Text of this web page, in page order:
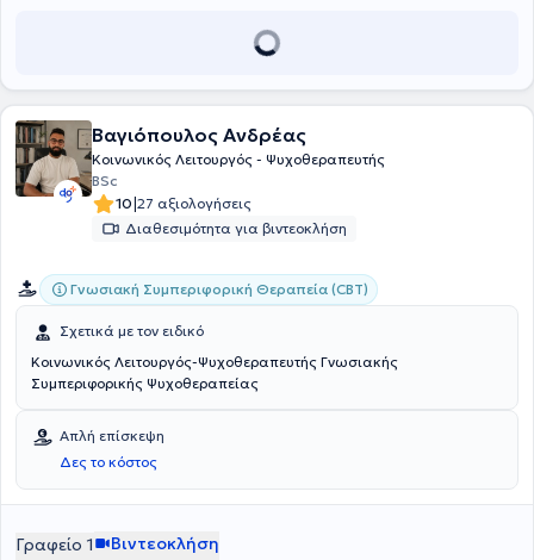
Βαγιόπουλος Ανδρέας
Κοινωνικός Λειτουργός - Ψυχοθεραπευτής
BSc
10|27 αξιολογήσεις
Διαθεσιμότητα για βιντεοκλήση
Γνωσιακή Συμπεριφορική Θεραπεία (CBT)
Σχετικά με τον ειδικό
Κοινωνικός Λειτουργός-Ψυχοθεραπευτής Γνωσιακής
Συμπεριφορικής Ψυχοθεραπείας
Απλή επίσκεψη
Δες το κόστος
Γραφείο 1 Βιντεοκλήση